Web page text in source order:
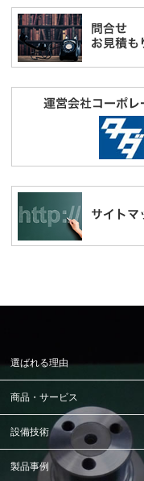
選ばれる理由
商品・サービス
設備技術
製品事例